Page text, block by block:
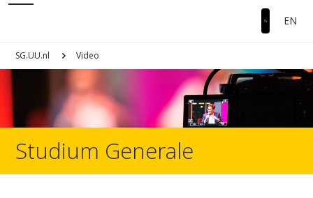
EN
SG.UU.nl Video
Studium Generale